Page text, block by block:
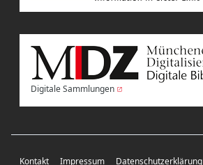
Digitale Sammlungen
Kontakt Impressum Datenschutzerklärung